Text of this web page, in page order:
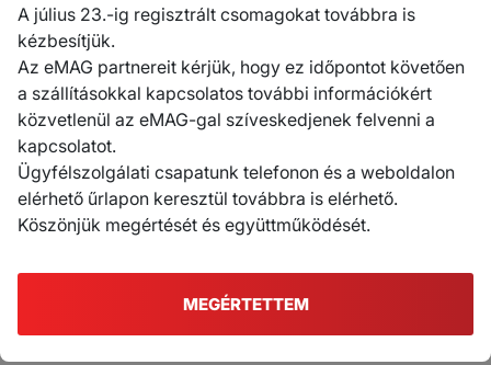
18 May 2026
Tájékoztatás űrlapkitöltő rendszerünk
működéséről
Pünkösdi nyitvatartás
A július 23.-ig regisztrált csomagokat továbbra is
kézbesítjük.
Az eMAG partnereit kérjük, hogy ez időpontot követően
a szállításokkal kapcsolatos további információkért
közvetlenül az eMAG-gal szíveskedjenek felvenni a
kapcsolatot.
Ügyfélszolgálati csapatunk telefonon és a weboldalon
elérhető űrlapon keresztül továbbra is elérhető.
Köszönjük megértését és együttműködését.
MEGÉRTETTEM